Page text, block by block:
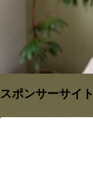
スポンサーサイト